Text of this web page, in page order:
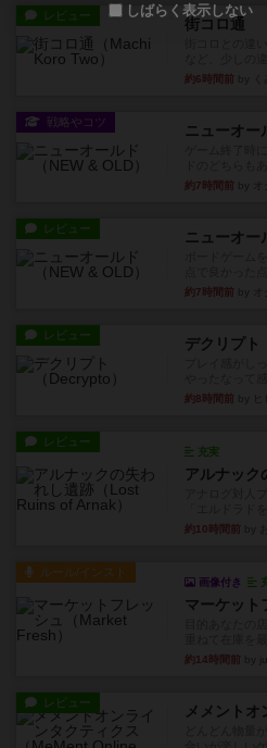
レビュー 街コロ通
約6時間前
戦略やコツ ニューオー
約7時間前
レビュー ニューオー
約7時間前
レビュー デクリプト
約8時間前
レビュー
充実
アルナック
約10時間前
ルール/インスト
画像付き
マーケット
約14時間前
レビュー メメントオ
しばらく表示しない